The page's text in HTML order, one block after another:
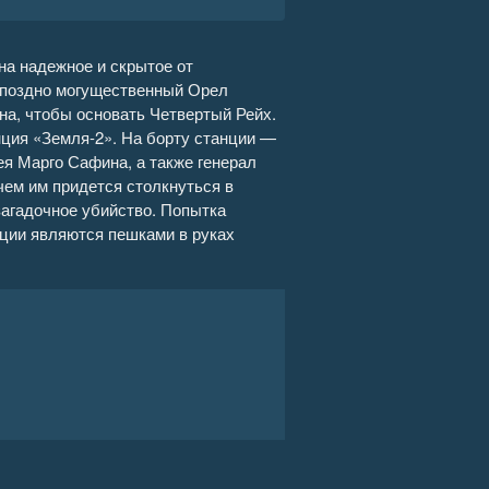
38:03
29:53
36:19
надежное и скрытое от
могущественный Орел
чтобы основать Четвертый Рейх.
«Земля-2». На борту станции —
Марго Сафина, а также генерал
им придется столкнуться в
убийство. Попытка
являются пешками в руках